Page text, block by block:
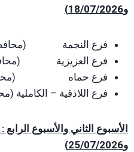
و18/07/2026)
فرع النجمة
فرع العزيزية
فرع حماه
فرع اللاذقية – الكاملية
الأسبوع الثاني والأسبوع الرابع :
و25/07/2026)